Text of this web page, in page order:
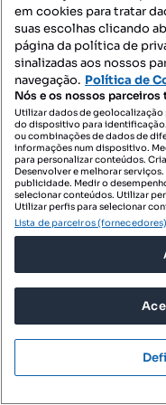
600 €
Loja para
Rua da Paz, Portimão,
32 m²
em cookies para tratar
suas escolhas clicando
página da política de
sinalizadas aos nossos
navegação. Política de
Nós e os nossos
Utilizar dados de
do dispositivo para
ou combinações de dados de
informações num dispositivo.
para personalizar conteúdos.
Desenvolver e melhorar
publicidade. Medir o
selecionar conteúdos. Utilizar
Utilizar perfis para selecionar
Lista de parceiros (fornecedores)